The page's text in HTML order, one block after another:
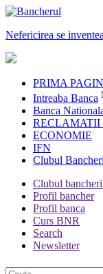
Nefericirea se
PRIMA
Intreaba Banca
Banca
ECONOMIE
IFN
Clubul
Clubul
Profil bancher
Profil banca
Curs BNR
Search
Newsletter